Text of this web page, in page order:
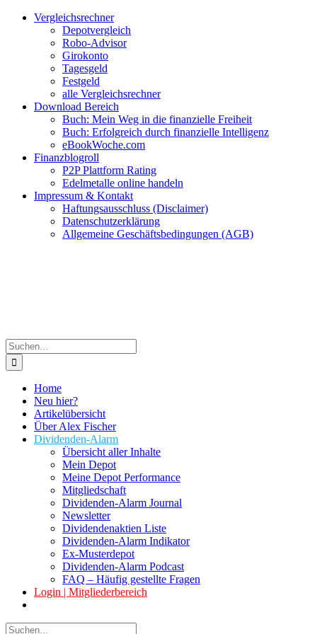
Zum
Facebook
Twitter
Instagram
Pinterest
YouTubeVergleichsrechner
Depotvergleich
Robo-Advisor
Girokonto
Tagesgeld
Festgeld
alle Vergleichsrechner
Download Bereich
Buch: Mein Weg in die finanzielle Freiheit
Buch: Erfolgreich durch finanzielle Intelligenz
eBookWoche.com
Finanzblogroll
P2P Plattform Rating
Edelmetalle online handeln
Impressum & Kontakt
Haftungsausschluss (Disclaimer)
Datenschutzerklärung
Allgemeine Geschäftsbedingungen (AGB)
Suche
nach:
Home
Neu hier?
Artikelübersicht
Über Alex Fischer
Dividenden-Alarm
Übersicht aller Inhalte
Mein Depot
Meine Depot Performance
Mitgliedschaft
Dividenden-Alarm Journal
Newsletter
Dividendenaktien Liste
Dividenden-Alarm Indikator
Ex-Musterdepot
Dividenden-Alarm Podcast
FAQ – Häufig gestellte Fragen
Login | Mitgliederbereich
Suche